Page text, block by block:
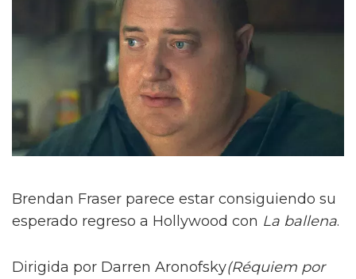
Brendan Fraser parece estar consiguiendo su
esperado regreso a Hollywood con La ballena.
Dirigida por Darren Aronofsky(Réquiem por